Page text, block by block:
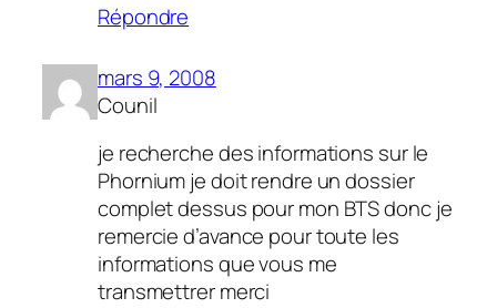
Répondre
mars 9, 2008
Counil
je recherche des informations sur le
Phornium je doit rendre un dossier
complet dessus pour mon BTS donc je
remercie d’avance pour toute les
informations que vous me
transmettrer merci